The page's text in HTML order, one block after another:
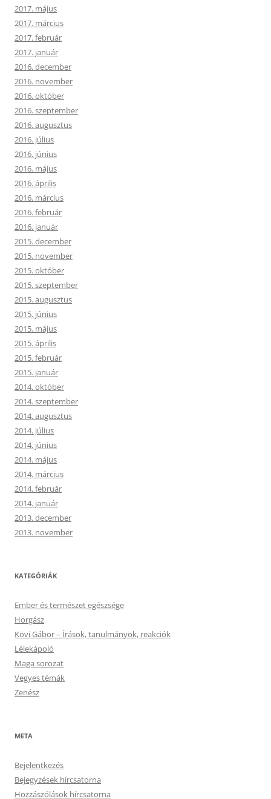
2017. május
2017. március
2017. február
2017. január
2016. december
2016. november
2016. október
2016. szeptember
2016. augusztus
2016. július
2016. június
2016. május
2016. április
2016. március
2016. február
2016. január
2015. december
2015. november
2015. október
2015. szeptember
2015. augusztus
2015. június
2015. május
2015. április
2015. február
2015. január
2014. október
2014. szeptember
2014. augusztus
2014. július
2014. június
2014. május
2014. március
2014. február
2014. január
2013. december
2013. november
KATEGÓRIÁK
Ember és természet egészsége
Horgász
Kövi Gábor – Írások, tanulmányok, reakciók
Lélekápoló
Maga sorozat
Vegyes témák
Zenész
META
Bejelentkezés
Bejegyzések hírcsatorna
Hozzászólások hírcsatorna